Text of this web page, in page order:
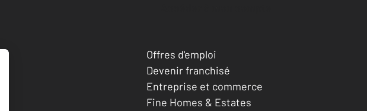
Accéder à mon compte
Offres d'emploi
Devenir franchisé
Entreprise et commerce
Fine Homes & Estates